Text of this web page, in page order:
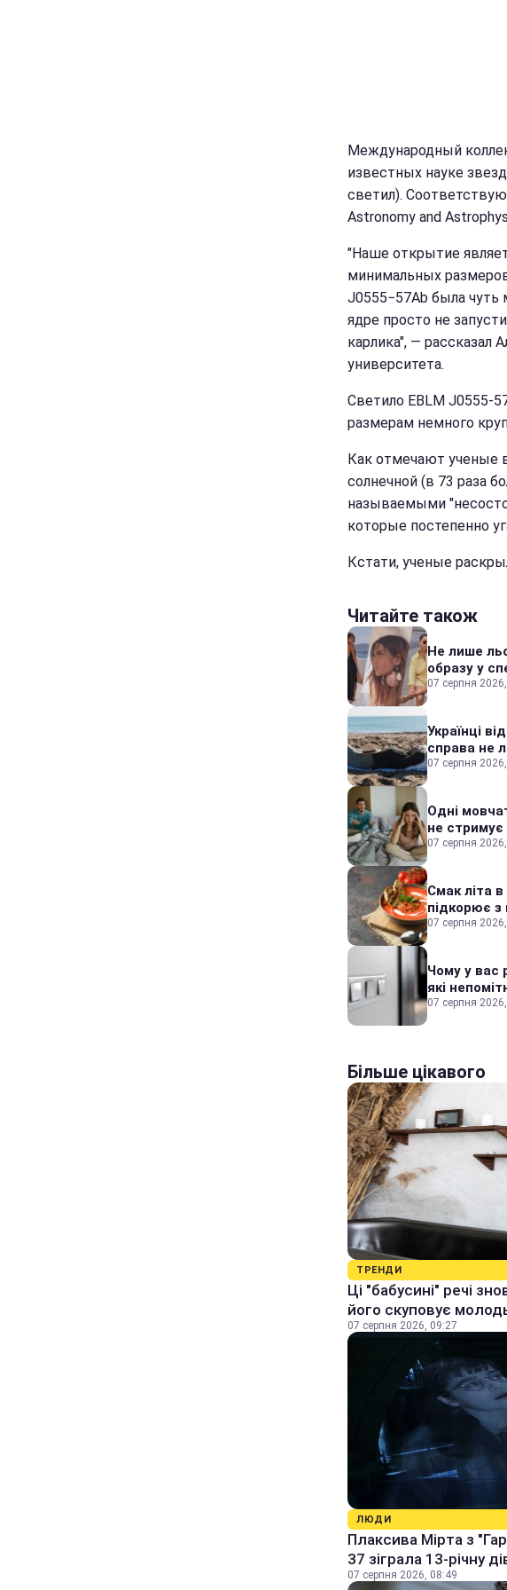
Международный
известных науке
светил).
Astronomy and
"Наше открытие
минимальных
J0555−57Ab была
ядре просто не
карлика", —
университета.
Светило EBLM J0555-
размерам немного
Как отмечают ученые
солнечной (в 73 раза
называемыми
которые постепенно
Кстати, ученые
Читайте також
Не лише
образу у
07 серпня
Українці
справа не
07 серпня
Одні
не стримує
07 серпня
Смак літа
підкорює з
07 серпня
Чому у вас
які
07 серпня
Більше цікавого
ТРЕНДИ
Ці "бабусині" речі
його скуповує
07 серпня 2026, 09:27
ЛЮДИ
Плаксива Мірта з
37 зіграла 13-річну
07 серпня 2026, 08:49